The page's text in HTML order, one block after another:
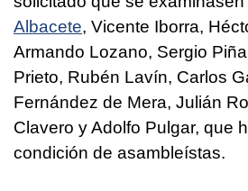
Albacete, Vicente Iborra,
Armando Lozano, Sergio
Prieto, Rubén Lavín, Carlos
Fernández de Mera, Julián
Clavero y Adolfo Pulgar, que
condición de asambleístas.